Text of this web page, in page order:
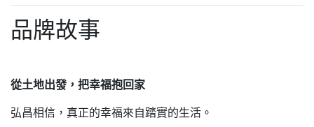
品牌故事
從土地出發，把幸福抱回家
弘昌相信，真正的幸福來自踏實的生活。